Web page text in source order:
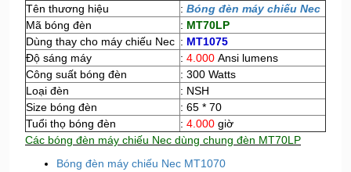
Tên thương hiệu : Bóng đèn máy chiếu Nec
Mã bóng đèn
: MT70LP
Dùng thay cho máy chiếu Nec : MT1075
Độ sáng máy
: 4.000 Ansi lumens
Công suất bóng đèn
: 300 Watts
Loại đèn
: NSH
Size bóng đèn
: 65 * 70
Tuổi thọ bóng đèn
: 4.000 giờ
Các bóng đèn máy chiếu Nec dùng chung đèn MT70LP
Bóng đèn máy chiếu Nec MT1070